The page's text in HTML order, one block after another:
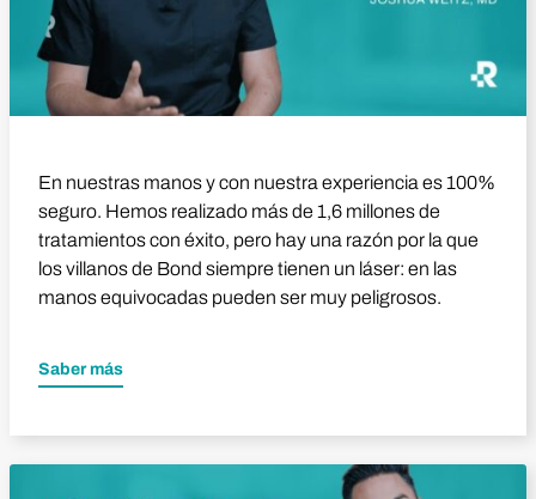
En nuestras manos y con nuestra experiencia es 100%
seguro. Hemos realizado más de 1,6 millones de
tratamientos con éxito, pero hay una razón por la que
los villanos de Bond siempre tienen un láser: en las
manos equivocadas pueden ser muy peligrosos.
Saber más
Reproducir vídeo